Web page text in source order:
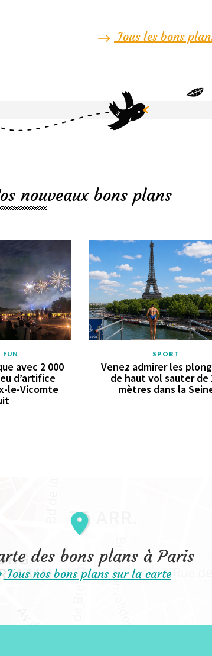
Tous les bons
nouveaux bons plans
FUN
avec 2 000
d’artifice
le-Vicomte
SPORT
Venez admirer les
de haut vol sauter de
mètres dans la
des bons plans à Paris
Tous nos bons plans sur la carte